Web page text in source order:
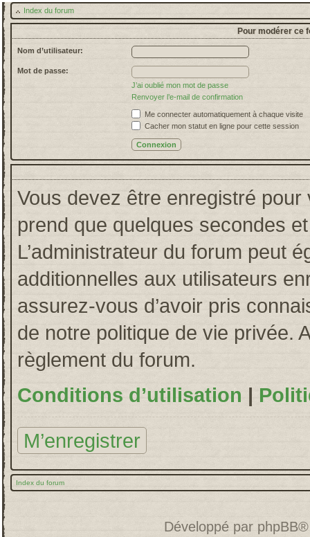
Index du forum
Pour modérer ce
Nom d’utilisateur:
Mot de passe:
J’ai oublié mon mot de passe
Renvoyer l’e-mail de confirmation
Me connecter automatiquement à chaque visite
Cacher mon statut en ligne pour cette session
Vous devez être enregistré pour
prend que quelques secondes
L’administrateur du forum peut
additionnelles aux utilisateurs
assurez-vous d’avoir pris
de notre politique de vie privée.
règlement du forum.
Conditions d’utilisation |
M’enregistrer
Index du forum
Développé par phpBB®